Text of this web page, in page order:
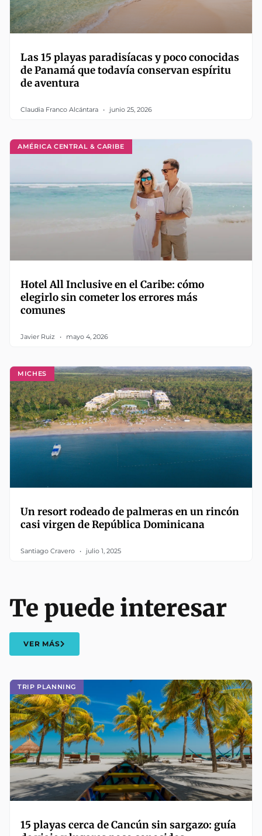
Las 15 playas paradisíacas y poco conocidas
de Panamá que todavía conservan espíritu
de aventura
Claudia Franco Alcántara junio 25, 2026
AMÉRICA CENTRAL & CARIBE
Hotel All Inclusive en el Caribe: cómo
elegirlo sin cometer los errores más
comunes
Javier Ruiz mayo 4, 2026
MICHES
Un resort rodeado de palmeras en un rincón
casi virgen de República Dominicana
Santiago Cravero julio 1, 2025
TRIP PLANNING
15 playas cerca de Cancún sin sargazo: guía
Te puede interesar
VER MÁS